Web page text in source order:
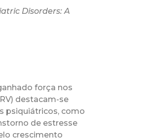
Disorders: A
força nos
destacam-se
psiquiátricos, como
de estresse
crescimento